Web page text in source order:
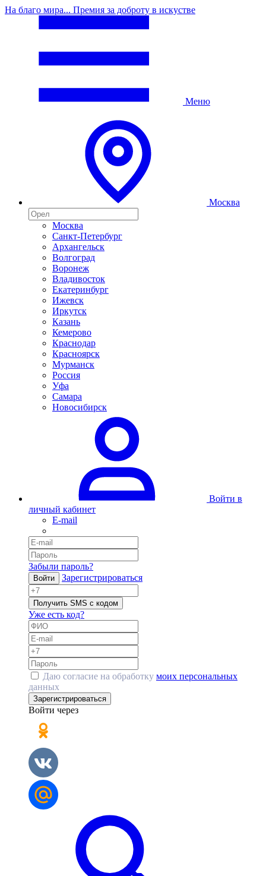
На благо мира... Премия за доброту в искустве
Меню
Москва
Москва
Санкт-Петербург
Архангельск
Волгоград
Воронеж
Владивосток
Екатеринбург
Ижевск
Иркутск
Казань
Кемерово
Краснодар
Красноярск
Мурманск
Россия
Уфа
Самара
Новосибирск
Войти в
личный кабинет
E-mail
Забыли пароль?
Войти Зарегистрироваться
Получить SMS с кодом
Уже есть код?
Даю согласие на обработку моих персональных
данных
Зарегистрироваться
Войти через